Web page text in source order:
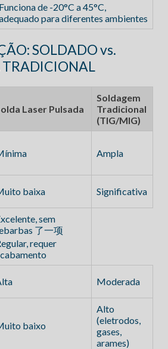
Funciona de -20°C a 45°C,
para diferentes ambientes
SOLDADO vs.
Laser Pulsada
Soldagem
Tradicional
(TIG/MIG)
Ampla
baixa Significativa
sem
了一项
requer
Moderada
baixo
Alto
(eletrodos,
gases,
arames)